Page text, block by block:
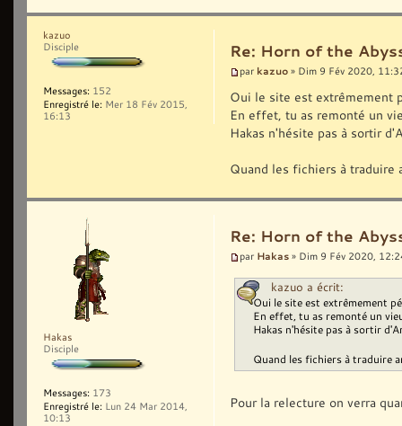
Re: Horn of the
par kazuo » Dim 9 Fév 2020,
Oui le site est extrêmement
En effet, tu as remonté un
Hakas n'hésite pas à sortir
Quand les fichiers à traduire
kazuo
Disciple
Messages: 152
Enregistré le: Mer 18 Fév 2015,
16:13
Re: Horn of the
par Hakas » Dim 9 Fév 2020,
kazuo a écrit:
Oui le site est extrêmement
En effet, tu as remonté un
Hakas n'hésite pas à sortir
Quand les fichiers à traduire
Pour la relecture on verra
Hakas
Disciple
Messages: 173
Enregistré le: Lun 24 Mar 2014,
10:13